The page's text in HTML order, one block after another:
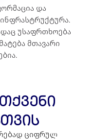
და
უსაფრთხოება
მთავარი
ციფრულ